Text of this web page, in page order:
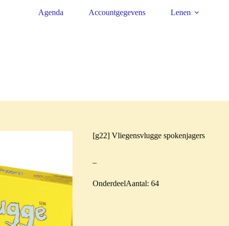
Agenda Accountgegevens Lenen
[g22] Vliegensvlugge spokenjagers
–
OnderdeelAantal: 64